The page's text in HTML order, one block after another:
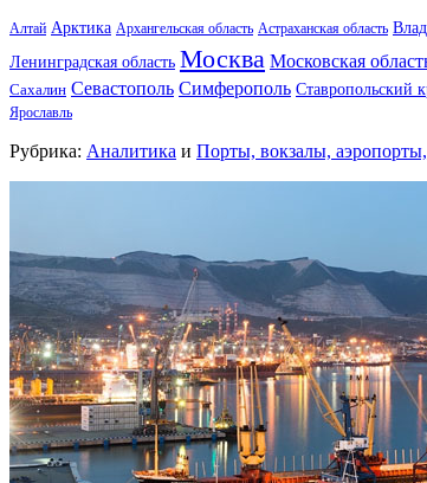
Алтай Арктика Архангельская область Астраханская область
Ленинградская область Москва Московская
Сахалин Севастополь Симферополь Ставропольский
Ярославль
Рубрика: Аналитика и Порты, вокзалы,